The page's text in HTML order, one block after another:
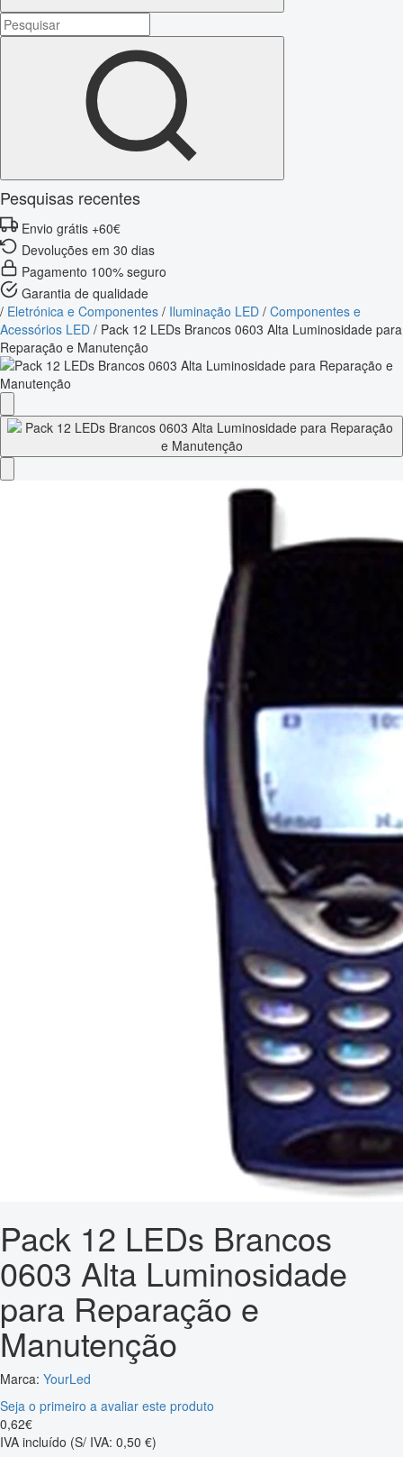
Pesquisas recentes
Envio grátis +60€
Devoluções em 30 dias
Pagamento 100% seguro
Garantia de qualidade
/ Eletrónica e Componentes / Iluminação LED / Componentes e
Acessórios LED / Pack 12 LEDs Brancos 0603 Alta Luminosidade para
Reparação e Manutenção
Pack 12 LEDs Brancos
0603 Alta Luminosidade
para Reparação e
Manutenção
Marca: YourLed
Seja o primeiro a avaliar este produto
0,62€
IVA incluído (S/ IVA: 0,50 €)